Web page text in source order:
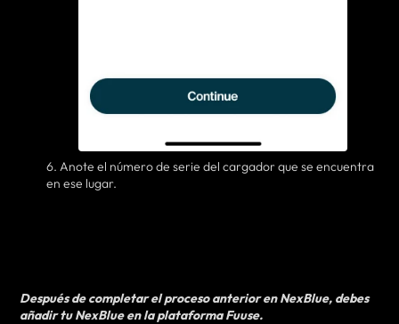
6. Anote el número de serie del cargador que se encuentra
en ese lugar.
Después de completar el proceso anterior en NexBlue, debes
añadir tu NexBlue en la plataforma Fuuse.